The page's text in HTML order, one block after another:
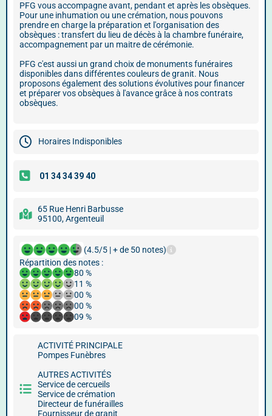
PFG vous accompagne avant, pendant et après les obsèques.
Pour une inhumation ou une crémation, nous pouvons
prendre en charge la préparation et l'organisation des
obsèques : transfert du lieu de décès à la chambre funéraire,
accompagnement par un maitre de cérémonie.
PFG c'est aussi un grand choix de monuments funéraires
disponibles dans différentes couleurs de granit. Nous
proposons également des solutions évolutives pour financer
et préparer vos obsèques à l'avance grâce à nos contrats
obsèques.
Horaires Indisponibles
65 Rue Henri Barbusse
95100, Argenteuil
(4.5/5 | + de 50 notes)
Répartition des notes :
80 %
11 %
00 %
00 %
09 %
ACTIVITÉ PRINCIPALE
Pompes Funèbres
AUTRES ACTIVITÉS
Service de cercueils
Service de crémation
Directeur de funérailles
Fournisseur de granit